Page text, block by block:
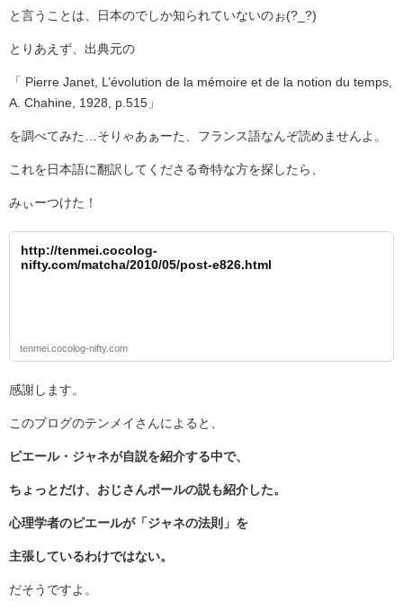
と言うことは、日本のでしか知られていないのぉ(?_?)
とりあえず、出典元の
「 Pierre Janet, L’évolution de la mémoire et de la notion du temps,
A. Chahine, 1928, p.515」
を調べてみた…そりゃあぁーた、フランス語なんぞ読めませんよ。
これを日本語に翻訳してくださる奇特な方を探したら、
みぃーつけた！
http://tenmei.cocolog-
nifty.com/matcha/2010/05/post-e826.html
tenmei.cocolog-nifty.com
感謝します。
このブログのテンメイさんによると、
ピエール・ジャネが自説を紹介する中で、
ちょっとだけ、おじさんポールの説も紹介した。
心理学者のピエールが「ジャネの法則」を
主張しているわけではない。
だそうですよ。